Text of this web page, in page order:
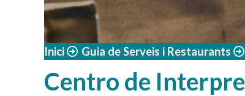
Inici Guia de Serveis i Restaurants
Centro de